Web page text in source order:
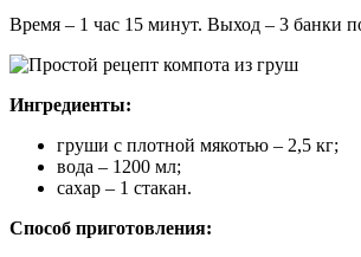
Время – 1 час 15 минут. Выход – 3 банки
Ингредиенты:
груши с плотной мякотью – 2,5 кг;
вода – 1200 мл;
сахар – 1 стакан.
Способ приготовления: